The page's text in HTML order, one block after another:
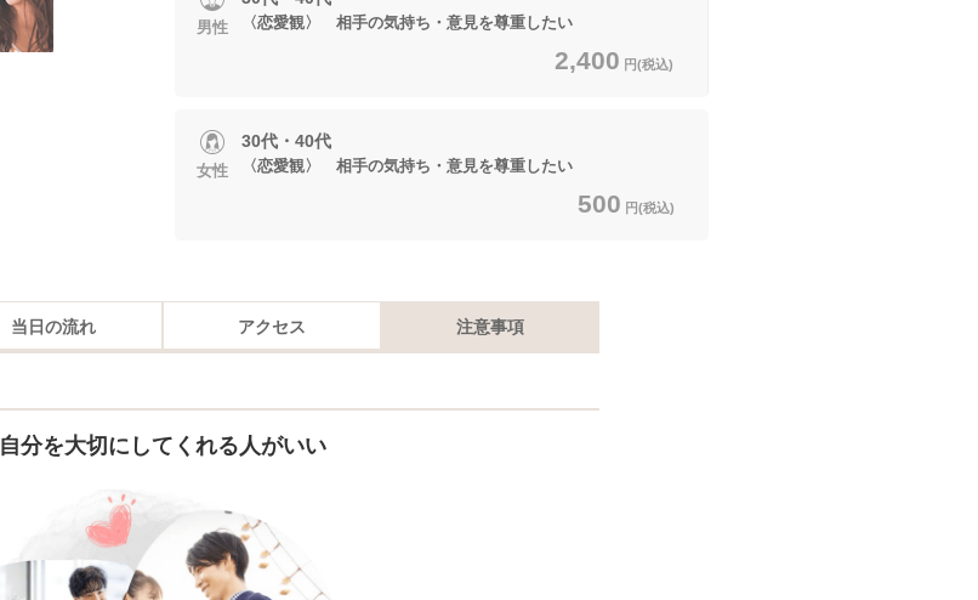
男性 〈恋愛観〉 相手の気持ち・意見を尊重したい
2,400 円(税込)
女性
30代・40代
〈恋愛観〉 相手の気持ち・意見を尊重したい
500 円(税込)
当日の流れ アクセス 注意事項
自分を大切にしてくれる人がいい